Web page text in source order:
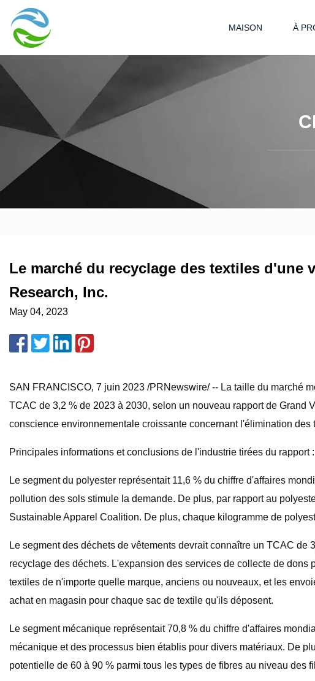
MAISON À
Le marché du recyclage des textiles d'une
Research, Inc.
May 04, 2023
SAN FRANCISCO, 7 juin 2023 /PRNewswire/ -- La taille du marché
TCAC de 3,2 % de 2023 à 2030, selon un nouveau rapport de
conscience environnementale croissante concernant l'élimination
Principales informations et conclusions de l'industrie tirées du rapport :
Le segment du polyester représentait 11,6 % du chiffre d'affaires
pollution des sols stimule la demande. De plus, par rapport au
Sustainable Apparel Coalition. De plus, chaque kilogramme de
Le segment des déchets de vêtements devrait connaître un TCAC
recyclage des déchets. L'expansion des services de collecte de
textiles de n'importe quelle marque, anciens ou nouveaux, et les
achat en magasin pour chaque sac de textile qu'ils déposent.
Le segment mécanique représentait 70,8 % du chiffre d'affaires
mécanique et des processus bien établis pour divers matériaux. De
potentielle de 60 à 90 % parmi tous les types de fibres au niveau des